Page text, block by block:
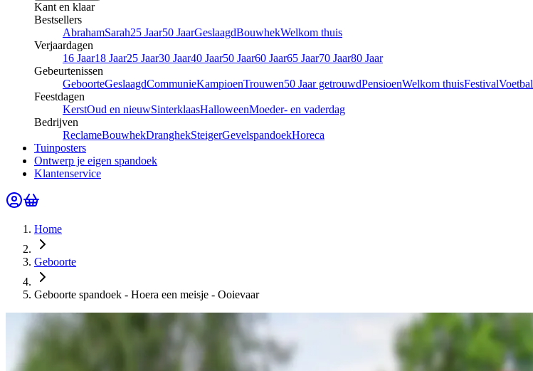
Kant en klaar
Bestsellers
AbrahamSarah25 Jaar50 JaarGeslaagdBouwhekWelkom thuis
Verjaardagen
16 Jaar18 Jaar25 Jaar30 Jaar40 Jaar50 Jaar60 Jaar65 Jaar70 Jaar80 Jaar
Gebeurtenissen
GeboorteGeslaagdCommunieKampioenTrouwen50 Jaar getrouwdPensioenWelkom thuisFestivalVoetbal
Feestdagen
KerstOud en nieuwSinterklaasHalloweenMoeder- en vaderdag
Bedrijven
ReclameBouwhekDranghekSteigerGevelspandoekHoreca
Tuinposters
Ontwerp je eigen spandoek
Klantenservice
Home
Geboorte
Geboorte spandoek - Hoera een meisje - Ooievaar